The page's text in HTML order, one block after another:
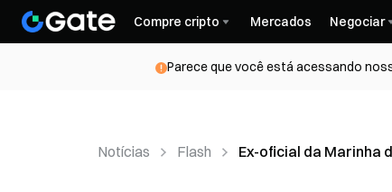
Compre cripto Mercados Negociar
Parece que você está acessando
Notícias Flash Ex-oficial da Marinha